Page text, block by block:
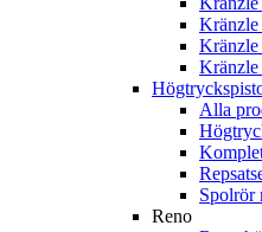
Kränzle
Alla
Spolrör
Reno